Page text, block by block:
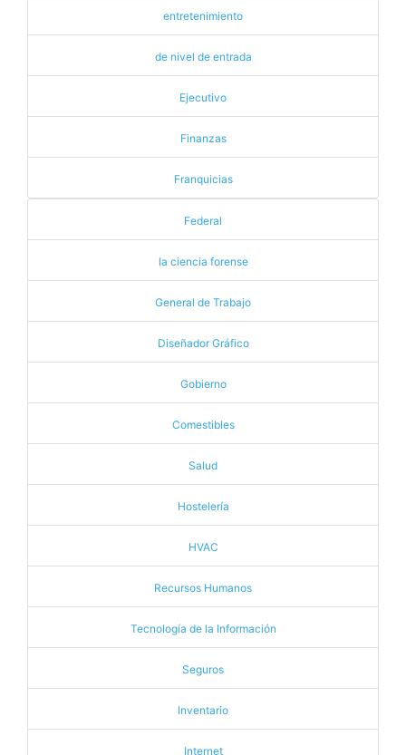
entretenimiento
de nivel de entrada
Ejecutivo
Finanzas
Franquicias
Federal
la ciencia forense
General de Trabajo
Diseñador Gráfico
Gobierno
Comestibles
Salud
Hostelería
HVAC
Recursos Humanos
Tecnología de la Información
Seguros
Inventario
Internet